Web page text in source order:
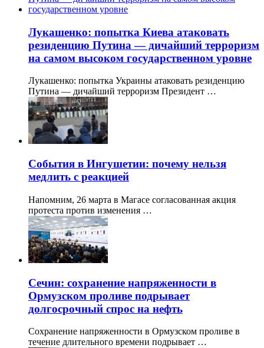
Лукашенко: попытка Киева атаковать
резиденцию Путина — дичайший терроризм
на самом высоком государственном уровне
Лукашенко: попытка Украины атаковать резиденцию
Путина — дичайший терроризм Президент …
События в Ингушетии: почему нельзя
медлить с реакцией
Напомним, 26 марта в Магасе согласованная акция
протеста против изменения …
Сечин: сохранение напряженности в
Ормузском проливе подрывает
долгосрочный спрос на нефть
Сохранение напряженности в Ормузском проливе в
течение длительного времени подрывает …